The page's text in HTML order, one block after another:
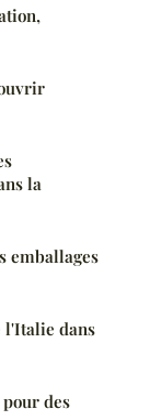
la
emballages
l'Italie dans
des